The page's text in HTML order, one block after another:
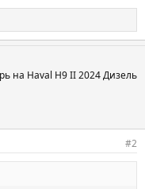
на Haval H9 II 2024 Дизель
#2